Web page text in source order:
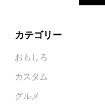
カテゴリー
おもしろ
カスタム
グルメ